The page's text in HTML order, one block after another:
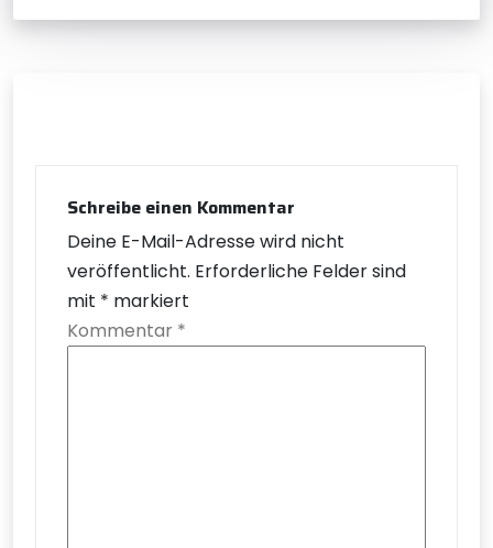
Schreibe einen Kommentar
Deine E-Mail-Adresse wird nicht
veröffentlicht. Erforderliche Felder sind
mit * markiert
Kommentar *